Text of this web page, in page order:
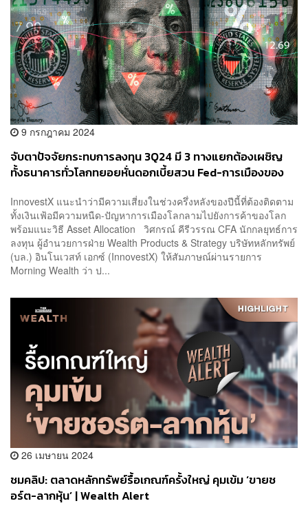
9 กรกฎาคม 2024
จับตาปัจจัยกระทบการลงทุน 3Q24 มี 3 ทางแยกต้องเผชิญ
ทั้งธนาคารทั่วโลกทยอยหั่นดอกเบี้ยสวน Fed-การเมืองของ
InnovestX แนะนำว่ามีความเสี่ยงในช่วงครึ่งหลังของปีนี้ที่ต้องติดตาม
ทั้งเงินเฟ้อมีความหนืด-ปัญหาการเมืองโลกลามไปยังการค้าของโลก
พร้อมแนะวิธี Asset Allocation วิศกรณ์ คีรีวรรณ CFA นักกลยุทธ์การ
ลงทุน ผู้อำนวยการฝ่าย Wealth Products & Strategy บริษัทหลักทรัพย์
(บล.) อินโนเวสท์ เอกซ์ (InnovestX) ให้สัมภาษณ์ผ่านรายการ
Morning Wealth ว่า ป...
26 เมษายน 2024
ชมคลิป: ตลาดหลักทรัพย์รื้อเกณฑ์ครั้งใหญ่ คุมเข้ม ‘ขายช
อร์ต-ลากหุ้น’ | Wealth Alert